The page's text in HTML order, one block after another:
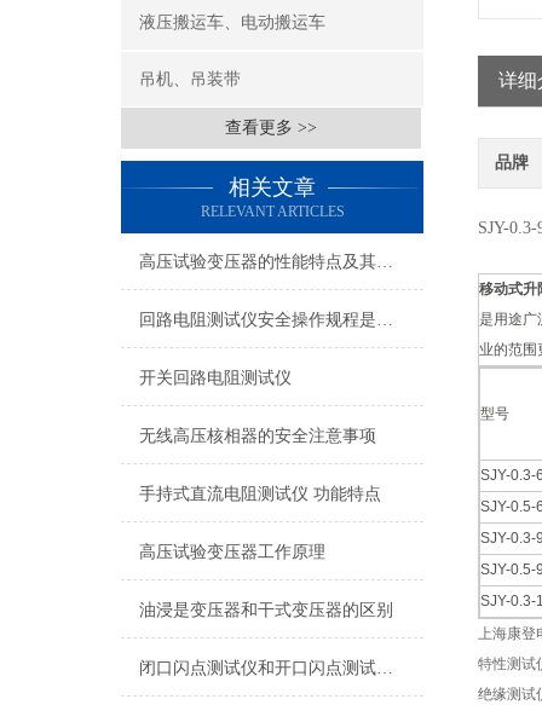
液压搬运车、电动搬运车
吊机、吊装带
查看更多 >>
相关文章
RELEVANT ARTICLES
高压试验变压器的性能特点及其操作方法分析
回路电阻测试仪安全操作规程是怎样的?
开关回路电阻测试仪
无线高压核相器的安全注意事项
手持式直流电阻测试仪 功能特点
高压试验变压器工作原理
油浸是变压器和干式变压器的区别
闭口闪点测试仪和开口闪点测试仪的区别
详细
品牌
SJY-
移动式升
是用途广
业的范围
型号
SJY-0.3-
SJY-0.5-
SJY-0.3-
SJY-0.5-
SJY-0.3-
上海康登
特性测试
绝缘测试